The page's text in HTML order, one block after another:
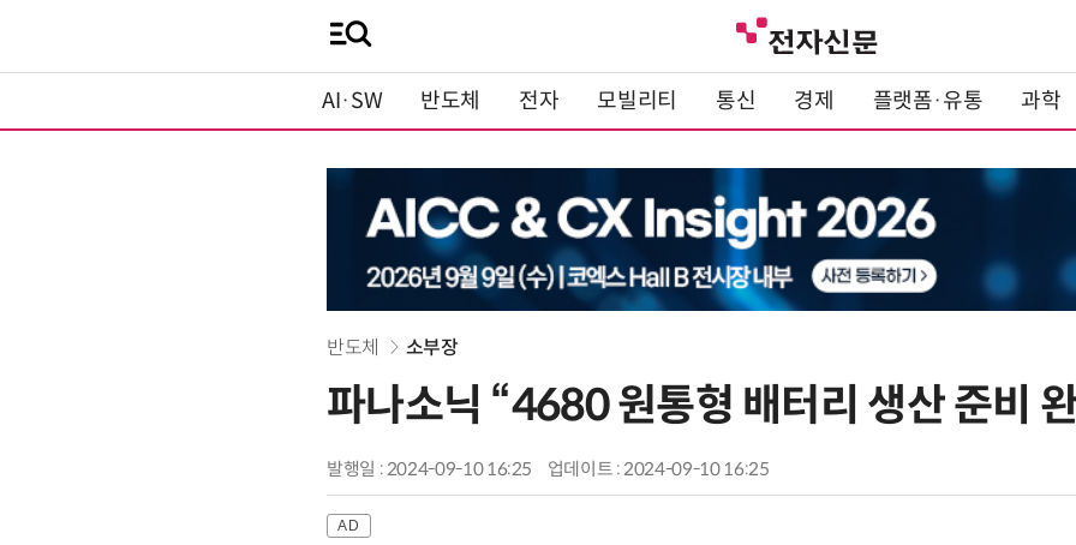
AI·SW 반도체 전자 모빌리티 통신 경제 플랫폼·유통 과학
반도체 소부장
파나소닉 “4680 원통형 배터리 생산 준비
발행일 : 2024-09-10 16:25 업데이트 : 2024-09-10 16:25